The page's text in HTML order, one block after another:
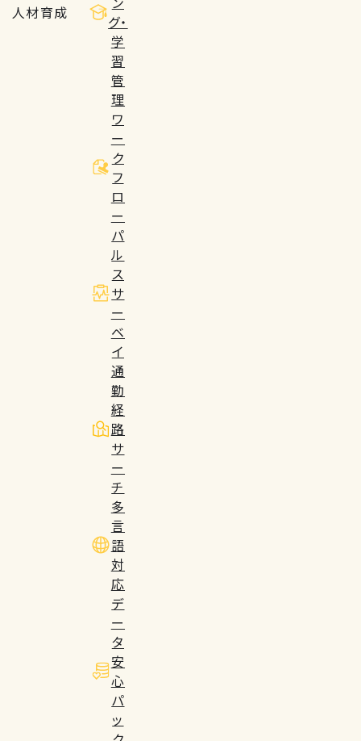
人材育成
グ・
学
習
管
理
ワ
ー
ク
フ
ロ
ー
パ
ル
ス
サ
ー
ベ
イ
通
勤
経
路
サ
ー
チ
多
言
語
対
応
デ
ー
タ
安
心
パ
ッ